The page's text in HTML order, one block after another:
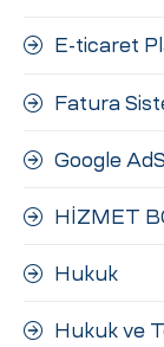
E-ticaret
Fatura
Google
HİZMET
Hukuk
Hukuk ve